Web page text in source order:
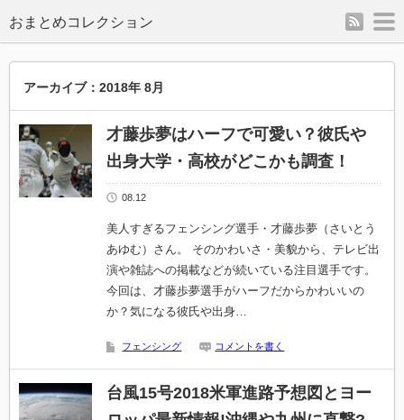
rss
アーカイブ：2018年 8月
才藤歩夢はハーフで可愛い？彼氏や
出身大学・高校がどこかも調査！
08.12
美人すぎるフェンシング選手・才藤歩夢（さいとう
あゆむ）さん。 そのかわいさ・美貌から、テレビ出
演や雑誌への掲載などが続いている注目選手です。
今回は、才藤歩夢選手がハーフだからかわいいの
か？気になる彼氏や出身…
フェンシング コメントを書く
台風15号2018米軍進路予想図とヨー